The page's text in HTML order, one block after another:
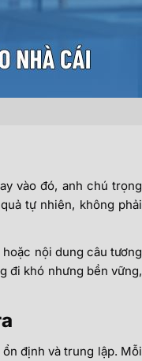
vào đó, anh chú trọng
tự nhiên, không phải
nội dung câu tương
đi khó nhưng bền vững,
định và trung lập. Mỗi